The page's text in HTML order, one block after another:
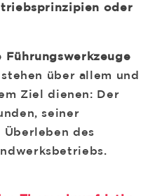
oder
Führungswerkzeuge
über allem und
Ziel dienen: Der
seiner
des